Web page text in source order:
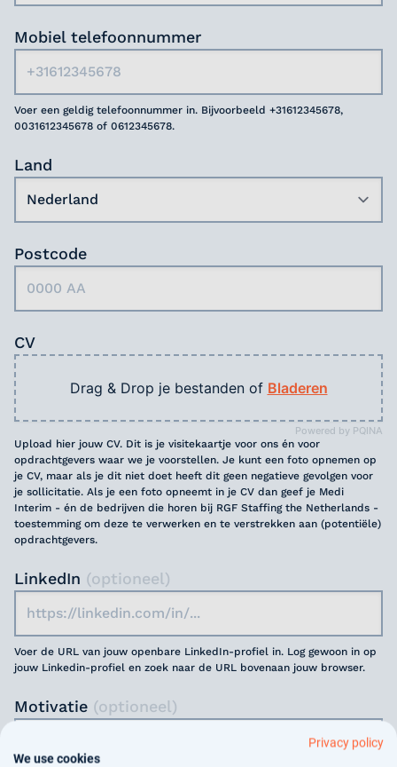
Mobiel telefoonnummer
Voer een geldig telefoonnummer in. Bijvoorbeeld +31612345678,
0031612345678 of 0612345678.
Land
Postcode
CV
Powered by PQINA
Drag & Drop je bestanden of Bladeren
Upload hier jouw CV. Dit is je visitekaartje voor ons én voor
opdrachtgevers waar we je voorstellen. Je kunt een foto opnemen op
je CV, maar als je dit niet doet heeft dit geen negatieve gevolgen voor
je sollicitatie. Als je een foto opneemt in je CV dan geef je Medi
Interim - én de bedrijven die horen bij RGF Staffing the Netherlands -
toestemming om deze te verwerken en te verstrekken aan (potentiële)
opdrachtgevers.
LinkedIn (optioneel)
Voer de URL van jouw openbare LinkedIn-profiel in. Log gewoon in op
jouw Linkedin-profiel en zoek naar de URL bovenaan jouw browser.
Motivatie (optioneel)
Privacy policy
We use cookies